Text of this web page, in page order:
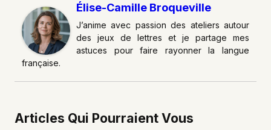
Élise-Camille Broqueville
J’anime avec passion des ateliers autour
des jeux de lettres et je partage mes
astuces pour faire rayonner la langue
française.
Articles Qui Pourraient Vous